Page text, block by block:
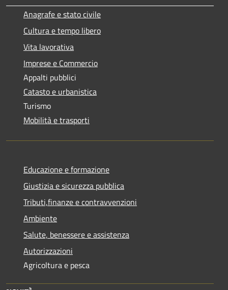
Anagrafe e stato civile
Cultura e tempo libero
Vita lavorativa
Imprese e Commercio
Appalti pubblici
Catasto e urbanistica
Turismo
Mobilità e trasporti
Educazione e formazione
Giustizia e sicurezza pubblica
Tributi,finanze e contravvenzioni
Ambiente
Salute, benessere e assistenza
Autorizzazioni
Agricoltura e pesca